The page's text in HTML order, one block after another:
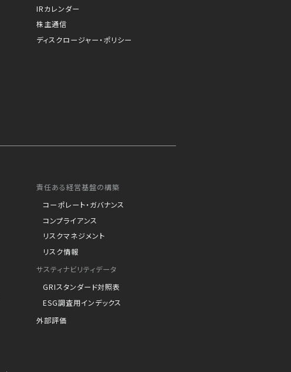
IRカレンダー
株主通信
ディスクロージャー・ポリシー
責任ある経営基盤の構築
コーポレート・ガバナンス
コンプライアンス
リスクマネジメント
リスク情報
サスティナビリティデータ
GRIスタンダード対照表
ESG調査用インデックス
外部評価